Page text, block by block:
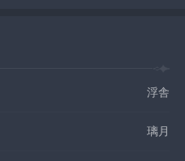
浮舎
璃月